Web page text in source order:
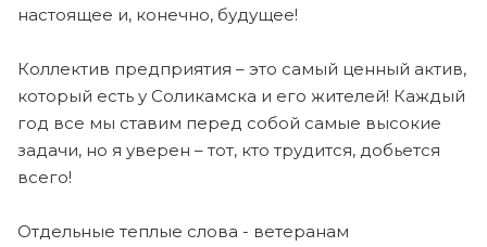
настоящее и, конечно, будущее!
Коллектив предприятия – это самый ценный актив,
который есть у Соликамска и его жителей! Каждый
год все мы ставим перед собой самые высокие
задачи, но я уверен – тот, кто трудится, добьется
всего!
Отдельные теплые слова - ветеранам